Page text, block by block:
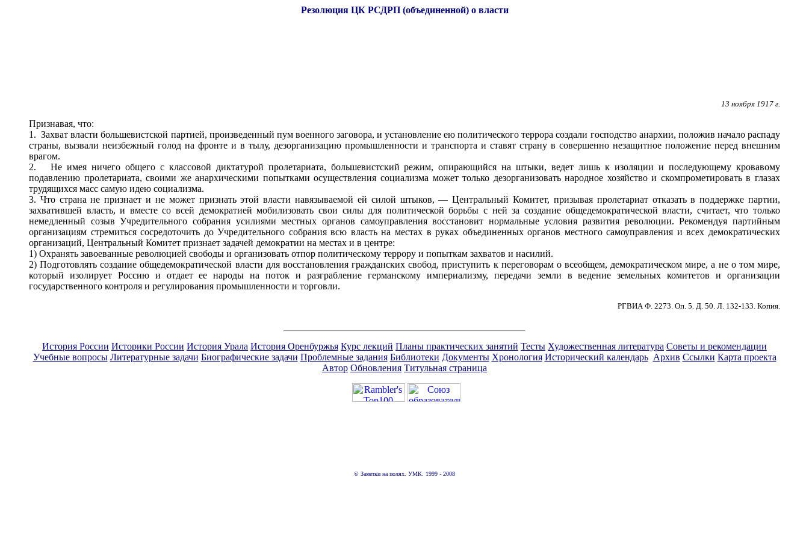
Резолюция ЦК РСДРП (объединенной) о власти
13 ноября 1917 г.
Признавая, что:
1. Захват власти большевистской партией, произведенный пум военного заговора, и установление ею политического террора создали господство анархии, положив начало распаду
страны, вызвали неизбежный голод на фронте и в тылу, дезорганизацию промышленности и транспорта и ставят страну в совершенно незащитное положение перед внешним
врагом.
2. Не имея ничего общего с классовой диктатурой пролетариата, большевистский режим, опирающийся на штыки, ведет лишь к изоляции и последующему кровавому
подавлению пролетариата, своими же анархическими попытками осуществления социализма может только дезорганизовать народное хозяйство и скомпрометировать в глазах
трудящихся масс самую идею социализма.
3. Что страна не признает и не может признать этой власти навязываемой ей силой штыков, — Центральный Комитет, призывая пролетариат отказать в поддержке партии,
захватившей власть, и вместе со всей демократией мобилизовать свои силы для политической борьбы с ней за создание общедемократической власти, считает, что только
немедленный созыв Учредительного собрания усилиями местных органов самоуправления восстановит нормальные условия развития революции. Рекомендуя партийным
организациям стремиться сосредоточить до Учредительного собрания всю власть на местах в руках объединенных органов местного самоуправления и всех демократических
организаций, Центральный Комитет признает задачей демократии на местах и в центре:
1) Охранять завоеванные революцией свободы и организовать отпор политическому террору и попыткам захватов и насилий.
2) Подготовлять создание общедемократической власти для восстановления гражданских свобод, приступить к переговорам о всеобщем, демократическом мире, а не о том мире,
который изолирует Россию и отдает ее народы на поток и разграбление германскому империализму, передачи земли в ведение земельных комитетов и организации
государственного контроля и регулирования промышленности и торговли.
РГВИА Ф. 2273. Оп. 5. Д. 50. Л. 132-133. Копия.
История России Историки России История Урала История Оренбуржья Курс лекций Планы практических занятий Тесты Художественная литература Советы и рекомендации
Учебные вопросы Литературные задачи Биографические задачи Проблемные задания Библиотеки Документы Хронология Исторический календарь Архив Ссылки Карта проекта
Автор Обновления Титульная страница
© Заметки на полях. УМК. 1999 - 2008